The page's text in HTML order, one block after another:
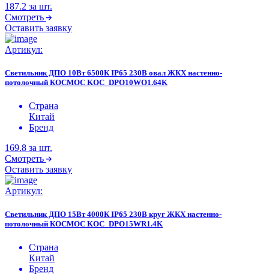
187.2 за шт.
Смотреть
Оставить заявку
Артикул:
Светильник ДПО 10Вт 6500К IP65 230В овал ЖКХ настенно-
потолочный КОСМОС KOC_DPO10WO1.64K
Страна
Китай
Бренд
169.8 за шт.
Смотреть
Оставить заявку
Артикул:
Светильник ДПО 15Вт 4000К IP65 230В круг ЖКХ настенно-
потолочный КОСМОС KOC_DPO15WR1.4K
Страна
Китай
Бренд